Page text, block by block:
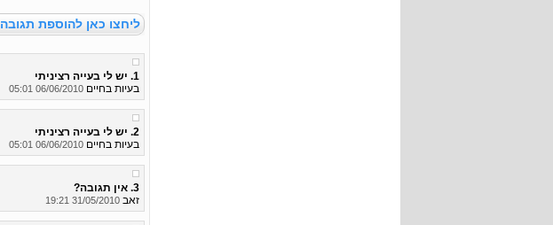
ליחצו כאן להוספת תגובה
1. יש לי בעייה רציניתי
בעיות בחיים 06/06/2010 05:01
2. יש לי בעייה רציניתי
בעיות בחיים 06/06/2010 05:01
3. אין תגובה?
זאב 31/05/2010 19:21